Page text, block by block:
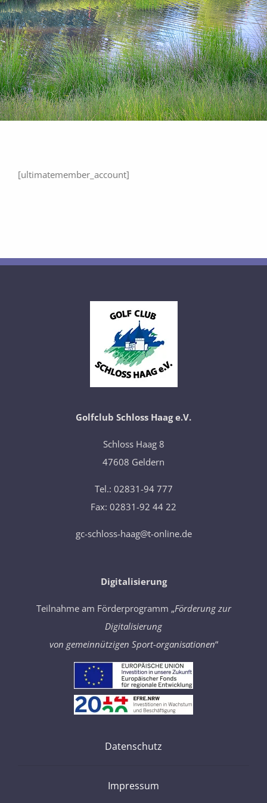
Golfschule
Gastronomie
Sport
[ultimatemember_account]
Golfclub Schloss Haag e.V.
​Schloss Haag 8
47608 Geldern
Tel.: 02831-94 777
Fax: 02831-92 44 22
gc-schloss-haag@t-online.de
Digitalisierung
Teilnahme am Förderprogramm „Förderung zur
Digitalisierung
von gemeinnützigen Sport-organisationen“
Datenschutz
Impressum